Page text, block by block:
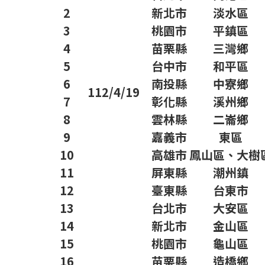
112/4/19
2
新北市
淡水區
3
桃園市
平鎮區
4
苗栗縣
三灣鄉
5
台中市
和平區
6
南投縣
中寮鄉
7
彰化縣
溪州鄉
8
雲林縣
二崙鄉
9
嘉義市
東區
10
高雄市 鳳山區、大樹
11
屏東縣
潮州鎮
12
臺東縣
台東市
13
台北市
大安區
14
新北市
金山區
15
桃園市
龜山區
16
苗栗縣 造橋鄉